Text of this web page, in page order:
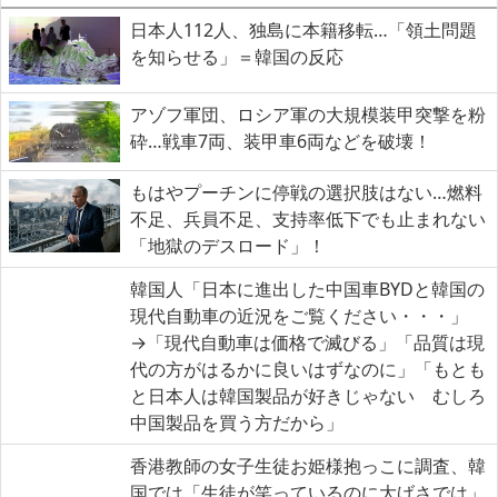
日本人112人、独島に本籍移転…「領土問題
を知らせる」＝韓国の反応
アゾフ軍団、ロシア軍の大規模装甲突撃を粉
砕…戦車7両、装甲車6両などを破壊！
もはやプーチンに停戦の選択肢はない…燃料
不足、兵員不足、支持率低下でも止まれない
「地獄のデスロード」！
韓国人「日本に進出した中国車BYDと韓国の
現代自動車の近況をご覧ください・・・」
→「現代自動車は価格で滅びる」「品質は現
代の方がはるかに良いはずなのに」「もとも
と日本人は韓国製品が好きじゃない むしろ
中国製品を買う方だから」
香港教師の女子生徒お姫様抱っこに調査、韓